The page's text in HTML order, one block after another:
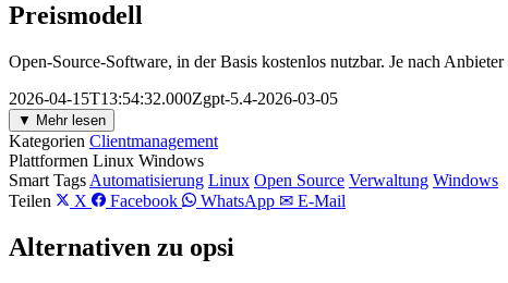
Preismodell
Open-Source-Software, in der Basis kostenlos nutzbar. Je nach
2026-04-15T13:54:32.000Zgpt-5.4-2026-03-05
▼ Mehr lesen
Kategorien Clientmanagement
Plattformen Linux Windows
Smart Tags Automatisierung Linux Open Source Verwaltung Windows
Teilen
X Facebook WhatsApp ✉ E-Mail
Alternativen zu opsi